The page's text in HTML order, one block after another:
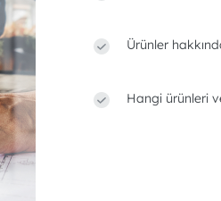
Ürünler
Hangi ürünleri